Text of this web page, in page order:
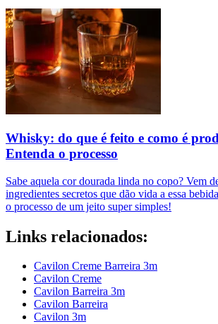
Whisky: do que é feito e como é
Entenda o processo
Sabe aquela cor dourada linda no copo? Vem
ingredientes secretos que dão vida a essa
o processo de um jeito super simples!
Links relacionados:
Cavilon Creme Barreira 3m
Cavilon Creme
Cavilon Barreira 3m
Cavilon Barreira
Cavilon 3m